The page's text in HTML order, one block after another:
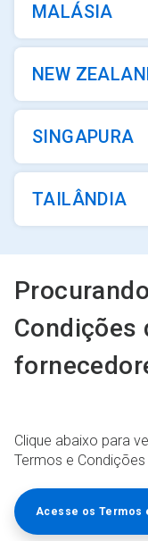
MALÁSIA
NEW
SINGAPURA
TAILÂNDIA
Condições
Clique abaixo para
Termos e
Acesse os Termos